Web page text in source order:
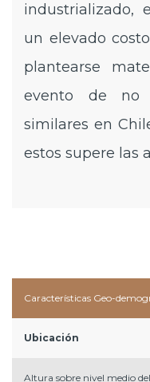
industrializado,
un elevado
plantearse
evento de no
similares en
estos supere las
Características Geo-
Ubicación
Altura sobre nivel medio del